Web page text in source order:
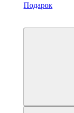
Подарок